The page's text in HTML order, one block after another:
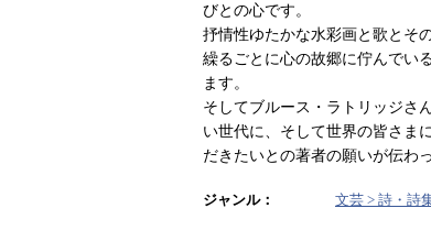
びとの心です。
抒情性ゆたかな水彩画と歌とそ
繰るごとに心の故郷に佇んでい
ます。
そしてブルース・ラトリッジさ
い世代に、そして世界の皆さま
だきたいとの著者の願いが伝わ
ジャンル： 文芸 > 詩・詩